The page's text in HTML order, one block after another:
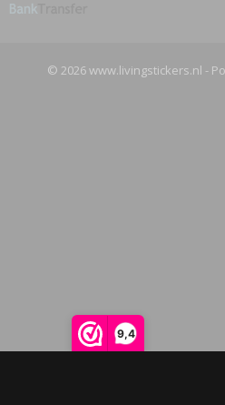
9,4
© 2026 www.livingstickers.nl -